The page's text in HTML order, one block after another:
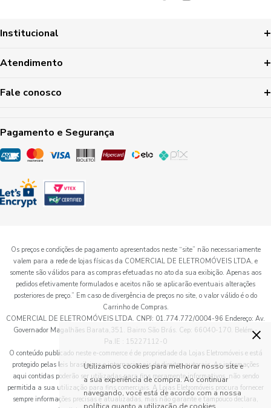
Institucional
Atendimento
Fale conosco
Pagamento e Segurança
Os preços e condições de pagamento apresentados neste “site” não necessariamente
valem para a rede de lojas físicas da COMERCIAL DE ELETROMÓVEIS LTDA, e
somente são válidos para as compras efetuadas no ato da sua exibição. Apenas aos
pedidos efetivamente formulados e aceitos não se aplicarão eventuais alterações
posteriores de preço.” Em caso de divergência de preços no site, o valor válido é o do
Carrinho de Compras.
COMERCIAL DE ELETROMÓVEIS LTDA. CNPJ: 01.774.772/0004-96 Endereço: Av.
Governador Magalhães Barata,351. Bairro São Brás. Cep: 66040-170. Belém -
Pa.IE : 15227112-0
O conteúdo publicado neste e-commerce é de propriedade da Lojas Eletromóveis e está
protegido pelas leis brasileiras e internacionais de direitos autorais. As informações
aqui contidas poderão ser utilizadas para fins meramente informativos, não sendo
permitida a sua utilização para fins comerciais. A Lojas Eletromóveis procura fornecer
sempre informações precisas e atualizadas, mas não garante e tampouco declara,
×
Utilizamos cookies para melhorar nosso site e
a sua experiência de compra. Ao continuar
navegando, você está de acordo com a nossa